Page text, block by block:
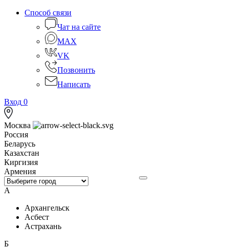
Способ связи
Чат на сайте
MAX
VK
Позвонить
Написать
Вход 0
Москва
Россия
Беларусь
Казахстан
Киргизия
Армения
А
Архангельск
Асбест
Астрахань
Б